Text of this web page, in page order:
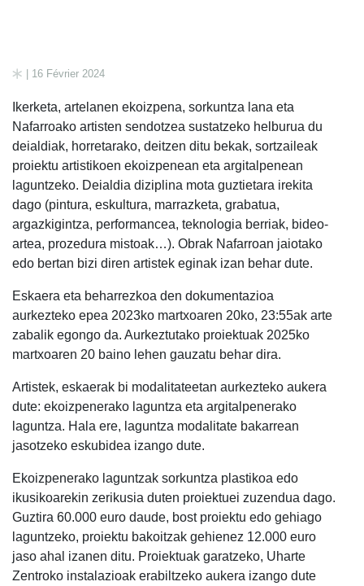
| 16 Février 2024
Ikerketa, artelanen ekoizpena, sorkuntza lana eta
Nafarroako artisten sendotzea sustatzeko helburua du
deialdiak, horretarako, deitzen ditu bekak, sortzaileak
proiektu artistikoen ekoizpenean eta argitalpenean
laguntzeko. Deialdia diziplina mota guztietara irekita
dago (pintura, eskultura, marrazketa, grabatua,
argazkigintza, performancea, teknologia berriak, bideo-
artea, prozedura mistoak…). Obrak Nafarroan jaiotako
edo bertan bizi diren artistek eginak izan behar dute.
Eskaera eta beharrezkoa den dokumentazioa
aurkezteko epea 2023ko martxoaren 20ko, 23:55ak arte
zabalik egongo da. Aurkeztutako proiektuak 2025ko
martxoaren 20 baino lehen gauzatu behar dira.
Artistek, eskaerak bi modalitateetan aurkezteko aukera
dute: ekoizpenerako laguntza eta argitalpenerako
laguntza. Hala ere, laguntza modalitate bakarrean
jasotzeko eskubidea izango dute.
Ekoizpenerako laguntzak sorkuntza plastikoa edo
ikusikoarekin zerikusia duten proiektuei zuzendua dago.
Guztira 60.000 euro daude, bost proiektu edo gehiago
laguntzeko, proiektu bakoitzak gehienez 12.000 euro
jaso ahal izanen ditu. Proiektuak garatzeko, Uharte
Zentroko instalazioak erabiltzeko aukera izango dute